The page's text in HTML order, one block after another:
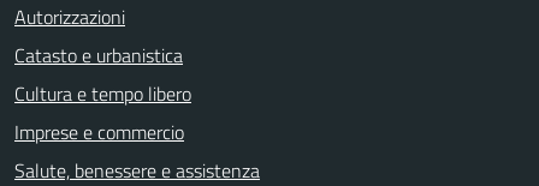
Autorizzazioni
Catasto e urbanistica
Cultura e tempo libero
Imprese e commercio
Salute, benessere e assistenza